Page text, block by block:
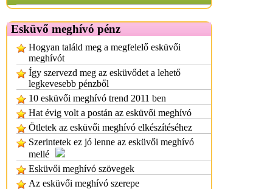
Esküvő meghívó pénz
Hogyan találd meg a megfelelő esküvői
meghívót
Így szervezd meg az esküvődet a lehető
legkevesebb pénzből
10 esküvői meghívó trend 2011 ben
Hat évig volt a postán az esküvői meghívó
Ötletek az esküvői meghívó elkészítéséhez
Szerintetek ez jó lenne az esküvői meghívó
mellé
Esküvői meghívó szövegek
Az esküvői meghívó szerepe